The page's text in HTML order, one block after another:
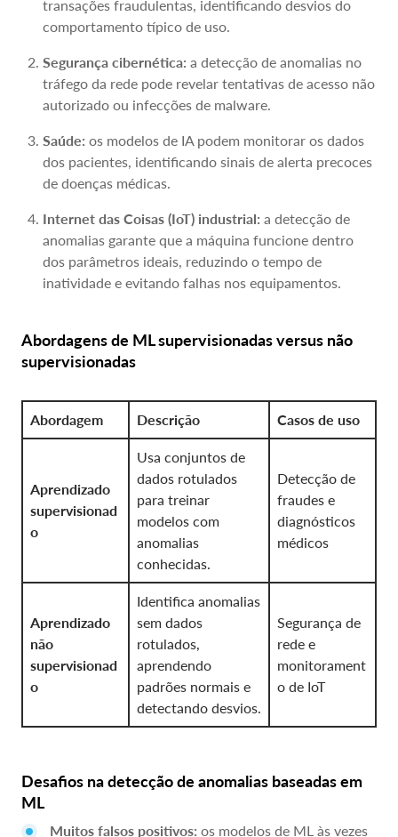
transações fraudulentas, identificando desvios do
comportamento típico de uso.
Segurança cibernética: a detecção de anomalias no
tráfego da rede pode revelar tentativas de acesso não
autorizado ou infecções de malware.
Saúde: os modelos de IA podem monitorar os dados
dos pacientes, identificando sinais de alerta precoces
de doenças médicas.
Internet das Coisas (IoT) industrial: a detecção de
anomalias garante que a máquina funcione dentro
dos parâmetros ideais, reduzindo o tempo de
inatividade e evitando falhas nos equipamentos.
Abordagens de ML supervisionadas versus não
supervisionadas
Abordagem Descrição Casos de uso
Aprendizado
supervisionad
o
Usa conjuntos de
dados rotulados
para treinar
modelos com
anomalias
conhecidas.
Detecção de
fraudes e
diagnósticos
médicos
Aprendizado
não
supervisionad
o
Identifica anomalias
sem dados
rotulados,
aprendendo
padrões normais e
detectando desvios.
Segurança de
rede e
monitorament
o de IoT
Desafios na detecção de anomalias baseadas em
ML
Muitos falsos positivos: os modelos de ML às vezes